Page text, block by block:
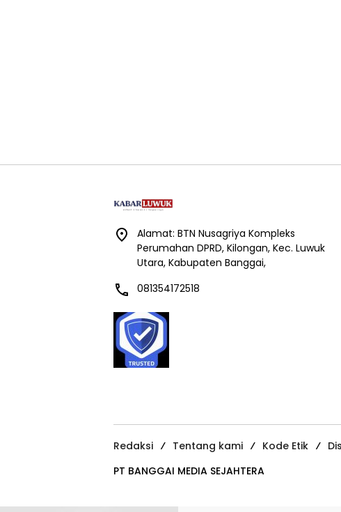
Alamat: BTN Nusagriya Kompleks
Perumahan DPRD, Kilongan, Kec. Luwuk
Utara, Kabupaten Banggai,
081354172518
Redaksi Tentang kami Kode Etik
PT BANGGAI MEDIA SEJAHTERA